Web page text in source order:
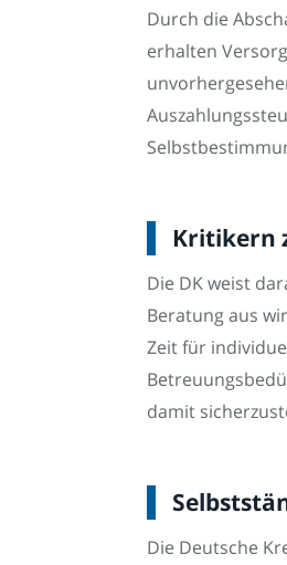
Durch die
erhalten
Kritikern
Die DK weist
Beratung aus
Zeit für
damit
Die Deutsche